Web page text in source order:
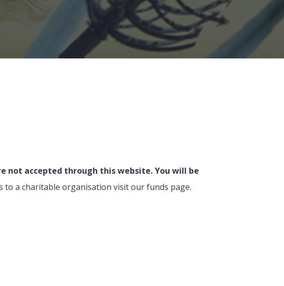
not accepted through this website. You will be
to a charitable organisation visit our funds page.